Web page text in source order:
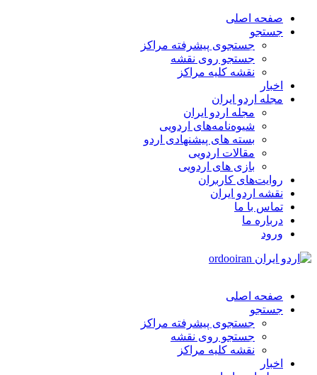
صفحه اصلی
جستجو
جستجوی پیشرفته مراکز
جستجو روی نقشه
نقشه کلیه مراکز
اخبار
مجله اردو ایران
مجله اردو ایران
شیوه‌نامه‌های اردویی
بسته های پیشنهادی اردو
مقالات اردویی
بازی های اردویی
روایت‌های کاربران
نقشه اردو ایران
تماس با ما
درباره ما
ورود
صفحه اصلی
جستجو
جستجوی پیشرفته مراکز
جستجو روی نقشه
نقشه کلیه مراکز
اخبار